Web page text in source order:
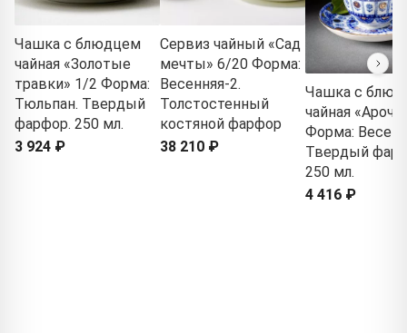
Чашка с блюдцем
чайная «Золотые
травки» 1/2 Форма:
Тюльпан. Твердый
фарфор. 250 мл.
3 924 ₽
Сервиз чайный «Сад
мечты» 6/20 Форма:
Весенняя-2.
Толстостенный
костяной фарфор
38 210 ₽
Чашка с
чайная
Форма:
Твердый
250 мл.
4 416 ₽